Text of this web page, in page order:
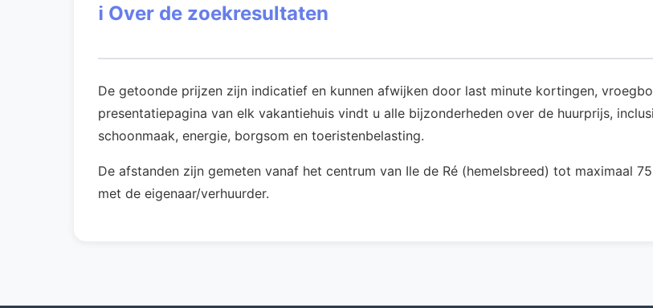
ℹ️ Over de zoekresultaten
De getoonde prijzen zijn indicatief en kunnen afwijken door last minute kortingen,
presentatiepagina van elk vakantiehuis vindt u alle bijzonderheden over de huurprijs,
schoonmaak, energie, borgsom en toeristenbelasting.
De afstanden zijn gemeten vanaf het centrum van Ile de Ré (hemelsbreed) tot maximaal
met de eigenaar/verhuurder.